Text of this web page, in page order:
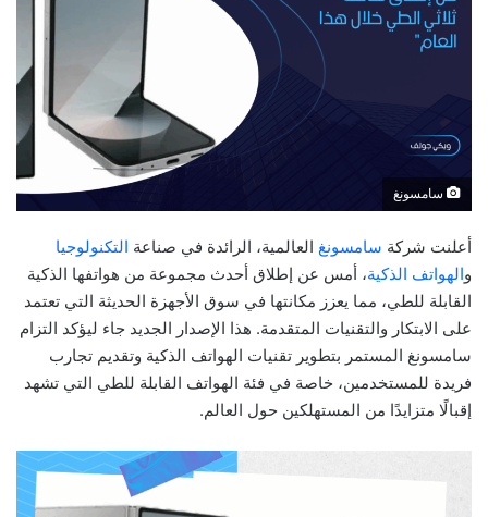
سامسونغ
أعلنت شركة سامسونغ العالمية، الرائدة في صناعة التكنولوجيا
والهواتف الذكية، أمس عن إطلاق أحدث مجموعة من هواتفها الذكية
القابلة للطي، مما يعزز مكانتها في سوق الأجهزة الحديثة التي تعتمد
على الابتكار والتقنيات المتقدمة. هذا الإصدار الجديد جاء ليؤكد التزام
سامسونغ المستمر بتطوير تقنيات الهواتف الذكية وتقديم تجارب
فريدة للمستخدمين، خاصة في فئة الهواتف القابلة للطي التي تشهد
إقبالًا متزايدًا من المستهلكين حول العالم.